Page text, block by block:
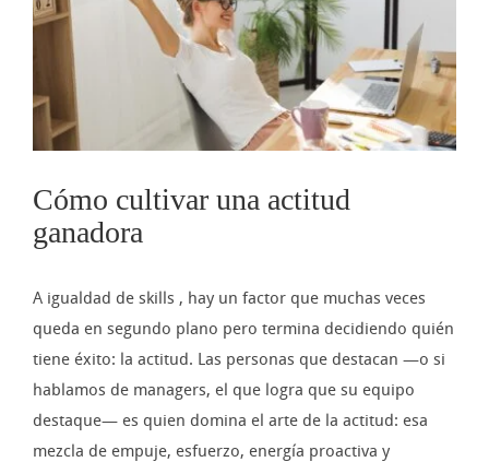
grande
Cómo cultivar una actitud
ganadora
A igualdad de skills , hay un factor que muchas veces
queda en segundo plano pero termina decidiendo quién
tiene éxito: la actitud. Las personas que destacan —o si
hablamos de managers, el que logra que su equipo
destaque— es quien domina el arte de la actitud: esa
mezcla de empuje, esfuerzo, energía proactiva y